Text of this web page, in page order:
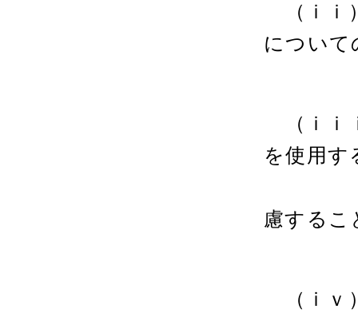
（ｉｉ
について
（ｉｉ
を使用す
慮するこ
（ｉｖ